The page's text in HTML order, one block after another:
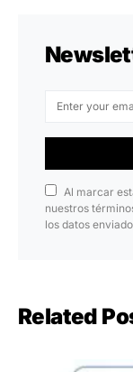
Al marcar
nuestros
los datos
Related